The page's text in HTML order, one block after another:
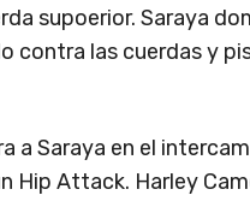
supoerior. Saraya
contra las cuerdas y
a Saraya en el
Hip Attack. Harley